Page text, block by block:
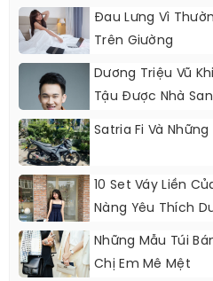
Đau Lưng Vì
Trên Giường
Dương Triệu Vũ
Tậu Được Nhà
Satria Fi Và
10 Set Váy Liền
Nàng Yêu Thích
Những Mẫu Túi
Chị Em Mê Mệt